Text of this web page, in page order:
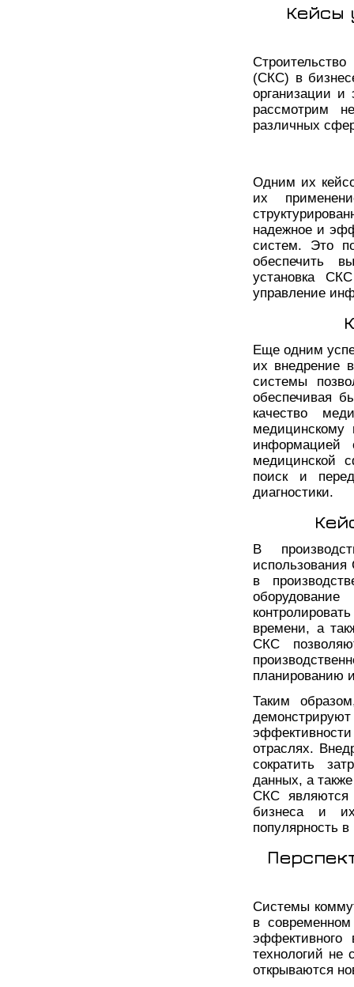
Кейсы
(СКС) в
организации
рассмотрим
различных
Одним их
их
надежное и
систем. Это
обеспечить
установка
управление
Еще одним
их внедрение
системы
обеспечивая
качество
медицинскому
информацией
медицинской
поиск и
диагностики.
В
использования
в
времени, а
СКС
планированию
Таким
отраслях.
сократить
данных, а
СКС являются
бизнеса и
популярность
Системы
в
эффективного
технологий не
открываются